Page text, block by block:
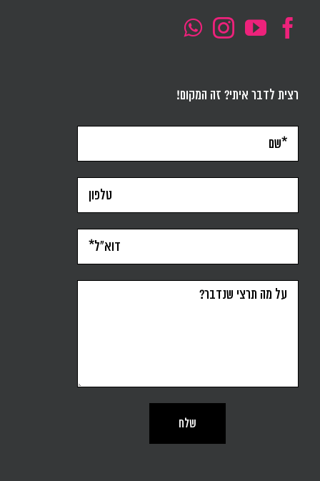
רצית לדבר איתי? זה המקום!